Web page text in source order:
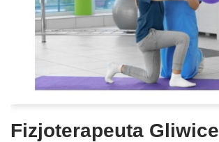
Fizjoterapeuta Gliwice